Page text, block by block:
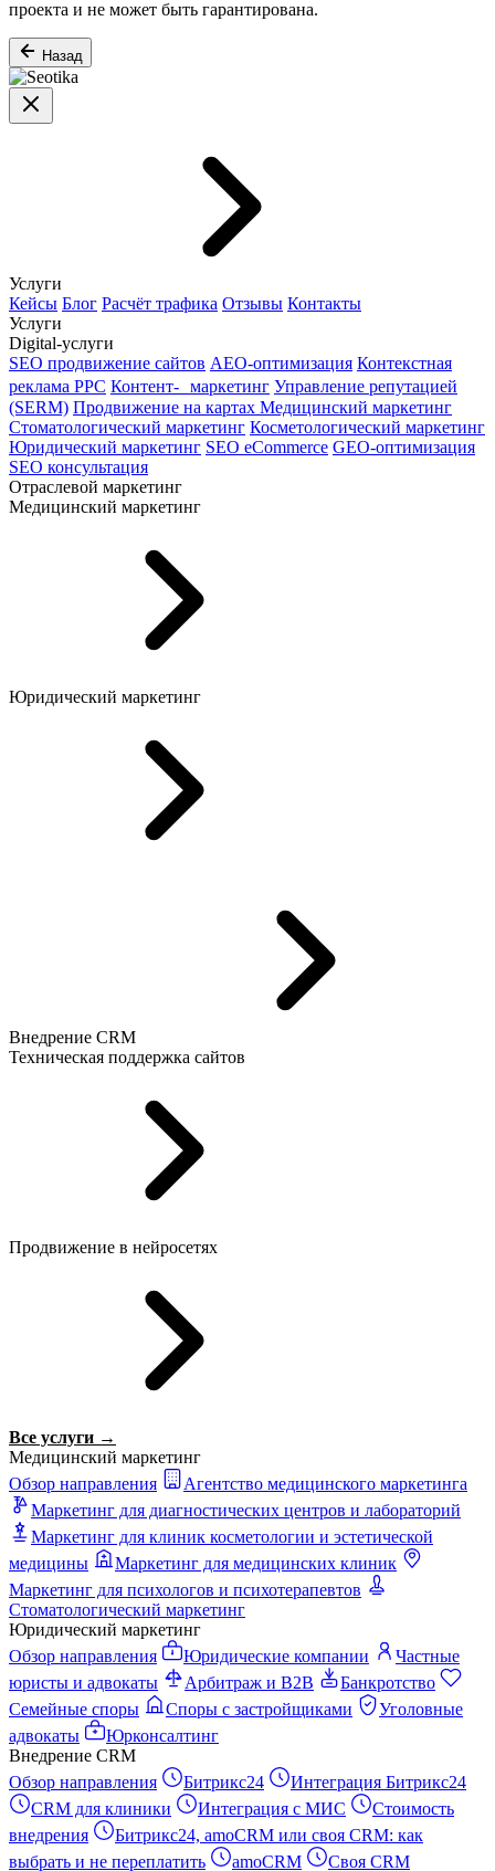
проекта и не может быть гарантирована.
Назад
Услуги
Кейсы Блог Расчёт трафика Отзывы Контакты
Услуги
Digital-услуги
SEO продвижение сайтов AEO-оптимизация Контекстная
реклама PPC Контент- маркетинг Управление репутацией
(SERM) Продвижение на картах Медицинский маркетинг
Стоматологический маркетинг Косметологический маркетинг
Юридический маркетинг SEO eCommerce GEO-оптимизация
SEO консультация
Отраслевой маркетинг
Медицинский маркетинг
Юридический маркетинг
Внедрение CRM
Техническая поддержка сайтов
Продвижение в нейросетях
Все услуги →
Медицинский маркетинг
Обзор направления
Агентство медицинского маркетинга
Маркетинг для диагностических центров и лабораторий
Маркетинг для клиник косметологии и эстетической
медицины
Маркетинг для медицинских клиник
Маркетинг для психологов и психотерапевтов
Стоматологический маркетинг
Юридический маркетинг
Обзор направления
Юридические компании
Частные
юристы и адвокаты
Арбитраж и B2B
Банкротство
Семейные споры
Споры с застройщиками
Уголовные
адвокаты
Юрконсалтинг
Внедрение CRM
Обзор направления
Битрикс24
Интеграция Битрикс24
CRM для клиники
Интеграция с МИС
Стоимость
внедрения
Битрикс24, amoCRM или своя CRM: как
выбрать и не переплатить
amoCRM
Своя CRM